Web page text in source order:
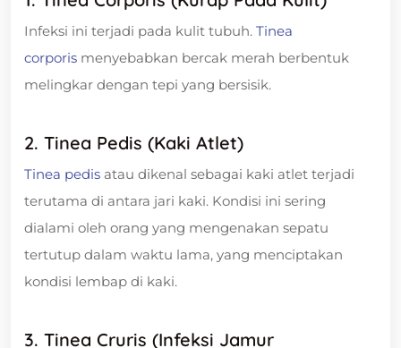
Infeksi ini terjadi pada kulit tubuh. Tinea
corporis menyebabkan bercak merah berbentuk
melingkar dengan tepi yang bersisik.
2. Tinea Pedis (Kaki Atlet)
Tinea pedis atau dikenal sebagai kaki atlet terjadi
terutama di antara jari kaki. Kondisi ini sering
dialami oleh orang yang mengenakan sepatu
tertutup dalam waktu lama, yang menciptakan
kondisi lembap di kaki.
3. Tinea Cruris (Infeksi Jamur